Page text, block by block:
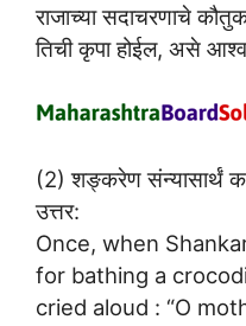
राजाच्या सदाचरणाचे
तिची कृपा होईल, असे
(2) शङ्करेण संन्यासार्थं
उत्तर:
Once, when
for bathing a
cried aloud : “O